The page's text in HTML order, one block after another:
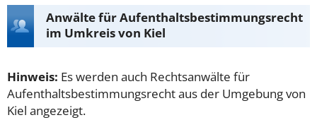
Anwälte für Aufenthaltsbestimmungsrecht
im Umkreis von Kiel
Hinweis: Es werden auch Rechtsanwälte für
Aufenthaltsbestimmungsrecht aus der Umgebung von
Kiel angezeigt.